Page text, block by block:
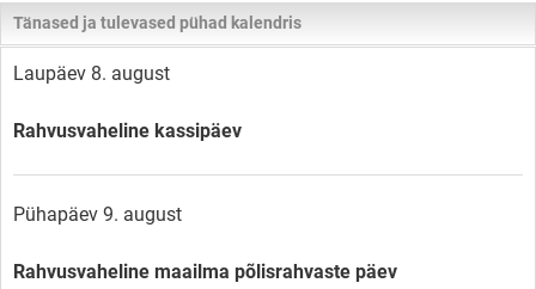
Tänased ja tulevased pühad kalendris
Laupäev 8. august
Rahvusvaheline kassipäev
Pühapäev 9. august
Rahvusvaheline maailma põlisrahvaste päev